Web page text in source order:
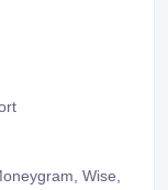
Wise,